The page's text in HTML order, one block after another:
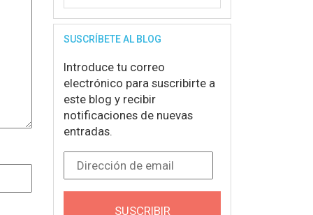
SUSCRÍBETE AL BLOG
Introduce tu correo
electrónico para suscribirte a
este blog y recibir
notificaciones de nuevas
entradas.
Dirección de email
SUSCRIBIR